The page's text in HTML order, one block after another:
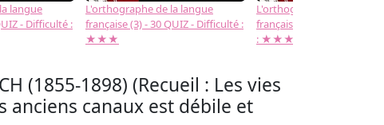
langue
- Difficulté :
L'orthographe de la langue
française (3) - 30 QUIZ - Difficulté :
★★★
L'orthographe de la langue
française (2) -( 20 QUIZ -
: ★★★
(1855-1898) (Recueil : Les vies
anciens canaux est débile et